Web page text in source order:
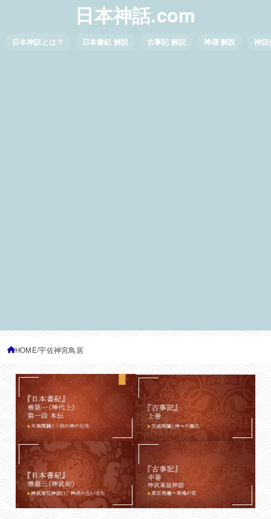
日本神話.com
日本神話とは？ 日本書紀 解説 古事記 解説 神様 解説 神話
HOME 宇佐神宮鳥居